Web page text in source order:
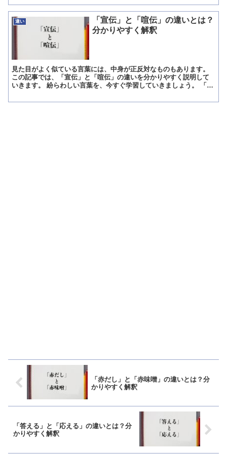
違い
「宣伝」と「喧伝」の違いとは？
分かりやすく解釈
見た目がよく似ている言葉には、中身が正反対なものもあります。
この記事では、「宣伝」と「喧伝」の違いを分かりやすく説明して
いきます。 紛らわしい言葉を、今すぐ学習していきましょう。 「宣
「赤だし」と「赤味噌」の違いとは？分
かりやすく解釈
「答える」と「応える」の違いとは？分
かりやすく解釈